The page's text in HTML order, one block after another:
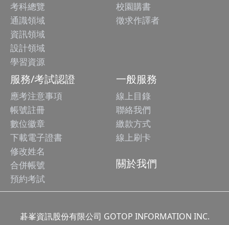
考科總覽
通識領域
資訊領域
設計領域
學習資源
校園購書
徵求作譯者
服務/考試認證
應考注意事項
帳號註冊
數位徽章
下載電子證書
修改姓名
合併帳號
預約考試
一般服務
線上目錄
聯絡我們
繳款方式
線上刷卡
關於我們
碁峯資訊股份有限公司 GOTOP INFORMATION INC.